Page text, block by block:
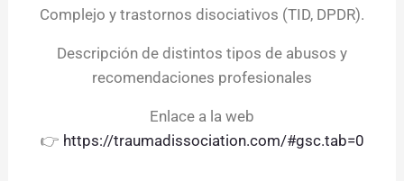
Complejo y trastornos disociativos (TID, DPDR).
Descripción de distintos tipos de abusos y
recomendaciones profesionales
Enlace a la web
👉 https://traumadissociation.com/#gsc.tab=0